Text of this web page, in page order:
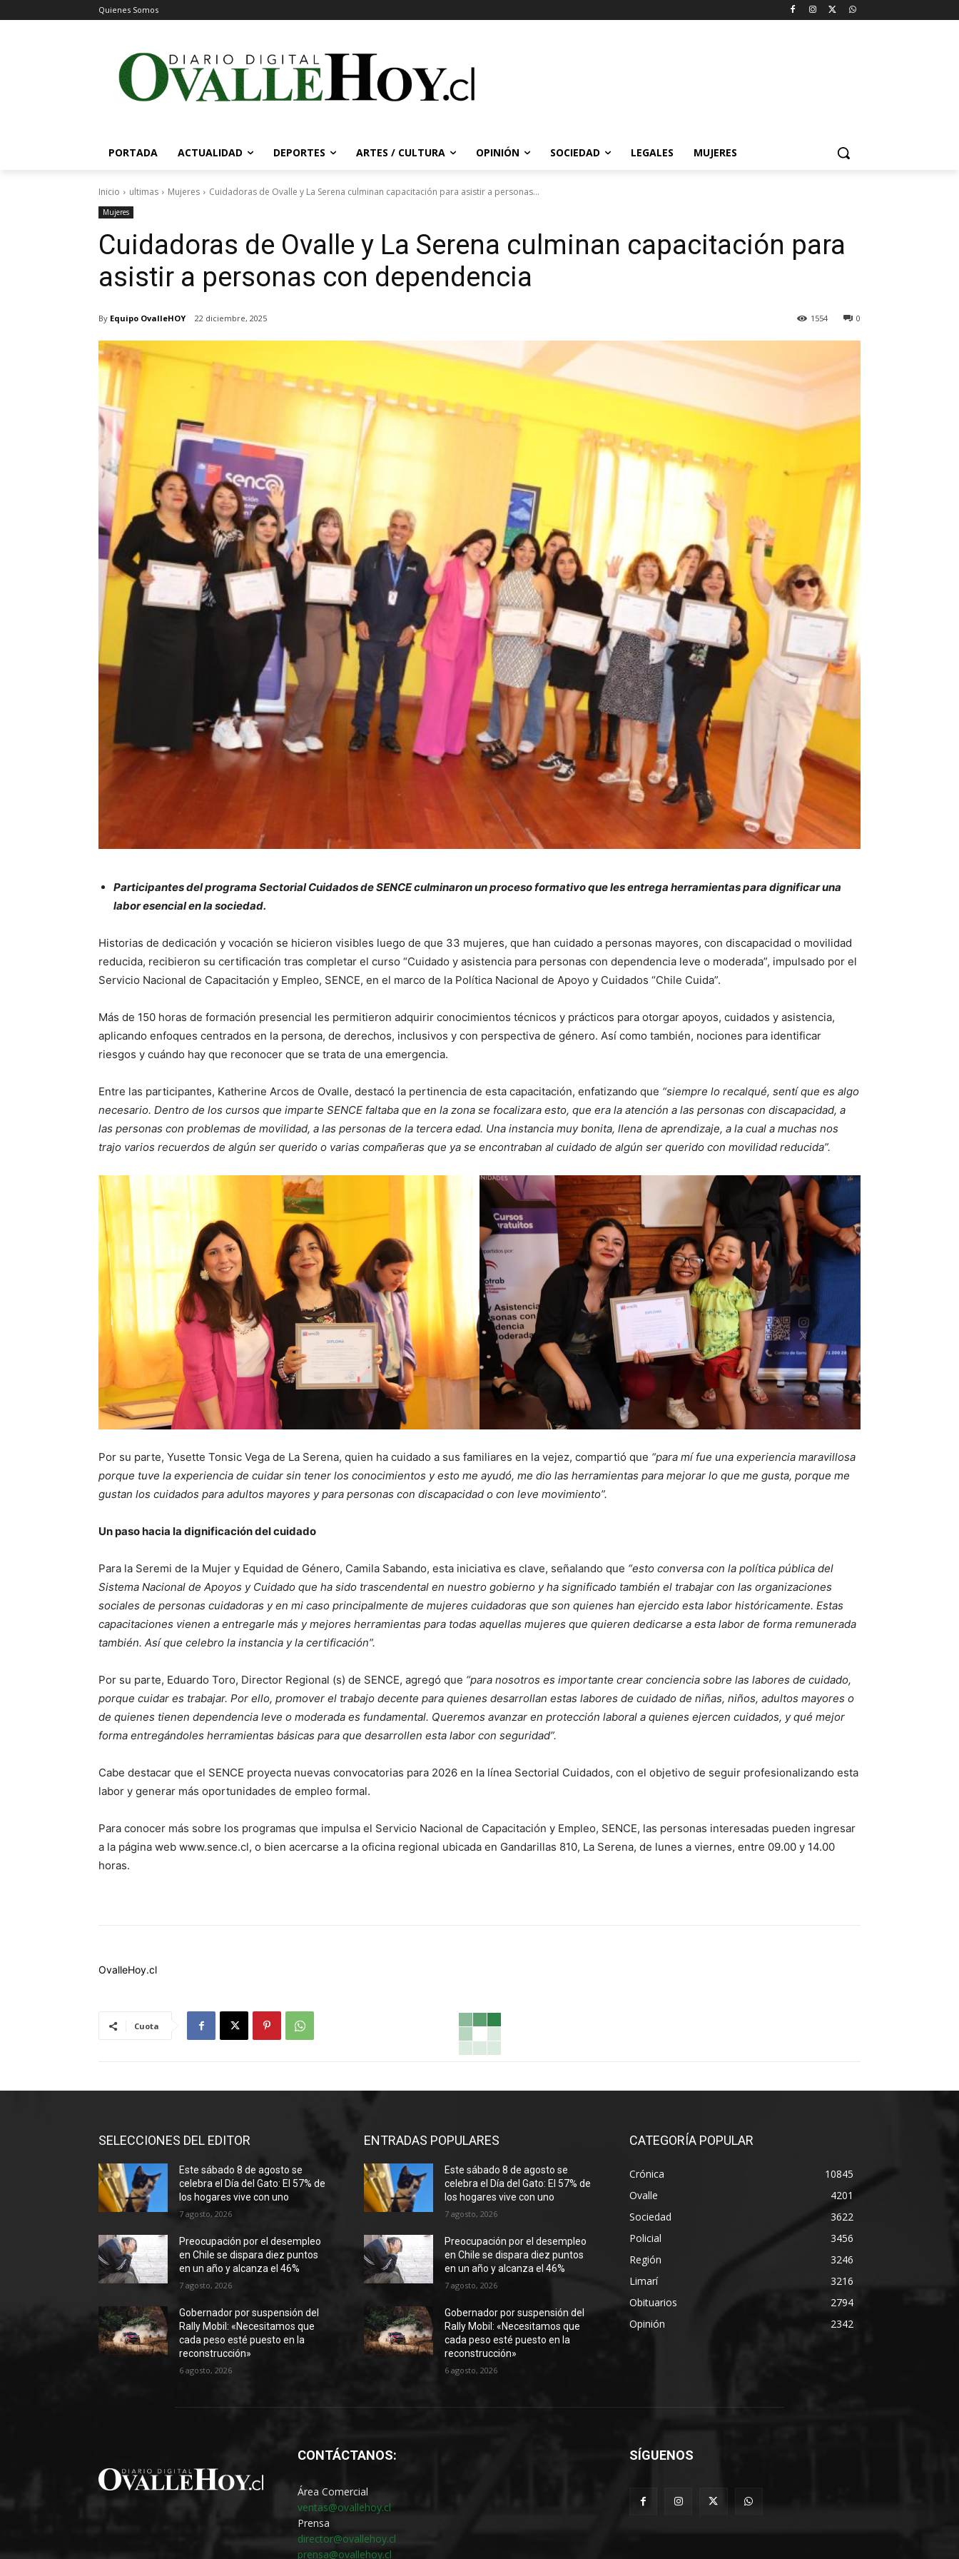
Quienes Somos
PORTADA ACTUALIDAD DEPORTES ARTES / CULTURA OPINIÓN SOCIEDAD LEGALES MUJERES
Inicio ultimas Mujeres Cuidadoras de Ovalle y La Serena culminan capacitación para asistir a personas...
Mujeres
Cuidadoras de Ovalle y La Serena culminan capacitación para
asistir a personas con dependencia
By Equipo OvalleHOY 22 diciembre, 2025 0
1554
Participantes del programa Sectorial Cuidados de SENCE culminaron un proceso formativo que les entrega herramientas para dignificar una
labor esencial en la sociedad.
Historias de dedicación y vocación se hicieron visibles luego de que 33 mujeres, que han cuidado a personas mayores, con discapacidad o movilidad
reducida, recibieron su certificación tras completar el curso “Cuidado y asistencia para personas con dependencia leve o moderada”, impulsado por el
Servicio Nacional de Capacitación y Empleo, SENCE, en el marco de la Política Nacional de Apoyo y Cuidados “Chile Cuida”.
Más de 150 horas de formación presencial les permitieron adquirir conocimientos técnicos y prácticos para otorgar apoyos, cuidados y asistencia,
aplicando enfoques centrados en la persona, de derechos, inclusivos y con perspectiva de género. Así como también, nociones para identificar
riesgos y cuándo hay que reconocer que se trata de una emergencia.
Entre las participantes, Katherine Arcos de Ovalle, destacó la pertinencia de esta capacitación, enfatizando que “siempre lo recalqué, sentí que es algo
necesario. Dentro de los cursos que imparte SENCE faltaba que en la zona se focalizara esto, que era la atención a las personas con discapacidad, a
las personas con problemas de movilidad, a las personas de la tercera edad. Una instancia muy bonita, llena de aprendizaje, a la cual a muchas nos
trajo varios recuerdos de algún ser querido o varias compañeras que ya se encontraban al cuidado de algún ser querido con movilidad reducida”.
Por su parte, Yusette Tonsic Vega de La Serena, quien ha cuidado a sus familiares en la vejez, compartió que “para mí fue una experiencia maravillosa
porque tuve la experiencia de cuidar sin tener los conocimientos y esto me ayudó, me dio las herramientas para mejorar lo que me gusta, porque me
gustan los cuidados para adultos mayores y para personas con discapacidad o con leve movimiento”.
Un paso hacia la dignificación del cuidado
Para la Seremi de la Mujer y Equidad de Género, Camila Sabando, esta iniciativa es clave, señalando que “esto conversa con la política pública del
Sistema Nacional de Apoyos y Cuidado que ha sido trascendental en nuestro gobierno y ha significado también el trabajar con las organizaciones
sociales de personas cuidadoras y en mi caso principalmente de mujeres cuidadoras que son quienes han ejercido esta labor históricamente. Estas
capacitaciones vienen a entregarle más y mejores herramientas para todas aquellas mujeres que quieren dedicarse a esta labor de forma remunerada
también. Así que celebro la instancia y la certificación”.
Por su parte, Eduardo Toro, Director Regional (s) de SENCE, agregó que “para nosotros es importante crear conciencia sobre las labores de cuidado,
porque cuidar es trabajar. Por ello, promover el trabajo decente para quienes desarrollan estas labores de cuidado de niñas, niños, adultos mayores o
de quienes tienen dependencia leve o moderada es fundamental. Queremos avanzar en protección laboral a quienes ejercen cuidados, y qué mejor
forma entregándoles herramientas básicas para que desarrollen esta labor con seguridad”.
Cabe destacar que el SENCE proyecta nuevas convocatorias para 2026 en la línea Sectorial Cuidados, con el objetivo de seguir profesionalizando esta
labor y generar más oportunidades de empleo formal.
Para conocer más sobre los programas que impulsa el Servicio Nacional de Capacitación y Empleo, SENCE, las personas interesadas pueden ingresar
a la página web www.sence.cl, o bien acercarse a la oficina regional ubicada en Gandarillas 810, La Serena, de lunes a viernes, entre 09.00 y 14.00
horas.
OvalleHoy.cl
Cuota
SELECCIONES DEL EDITOR
Este sábado 8 de agosto se
celebra el Día del Gato: El 57% de
los hogares vive con uno
7 agosto, 2026
Preocupación por el desempleo
en Chile se dispara diez puntos
en un año y alcanza el 46%
7 agosto, 2026
Gobernador por suspensión del
Rally Mobil: «Necesitamos que
cada peso esté puesto en la
reconstrucción»
6 agosto, 2026
ENTRADAS POPULARES
Este sábado 8 de agosto se
celebra el Día del Gato: El 57% de
los hogares vive con uno
7 agosto, 2026
Preocupación por el desempleo
en Chile se dispara diez puntos
en un año y alcanza el 46%
7 agosto, 2026
Gobernador por suspensión del
Rally Mobil: «Necesitamos que
cada peso esté puesto en la
reconstrucción»
6 agosto, 2026
CATEGORÍA POPULAR
Crónica
10845
Ovalle
4201
Sociedad
3622
Policial
3456
Región
3246
Limarí
3216
Obituarios
2794
Opinión
2342
CONTÁCTANOS:
Área Comercial
ventas@ovallehoy.cl
Prensa
director@ovallehoy.cl
prensa@ovallehoy.cl
SÍGUENOS